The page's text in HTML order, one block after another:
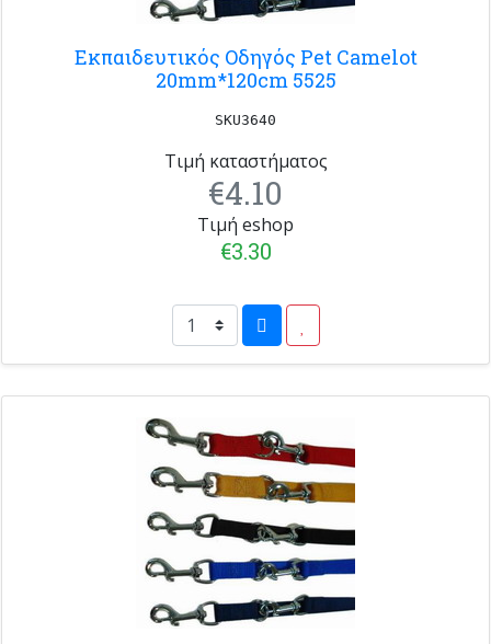
Εκπαιδευτικός Οδηγός Pet Camelot
20mm*120cm 5525
SKU3640
Τιμή καταστήματος
€4.10
Τιμή eshop
€3.30